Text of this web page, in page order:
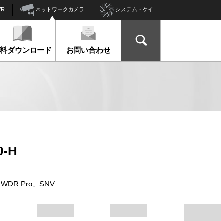
ネットワークカメラ システム・ケイ
ダウンロード お問い合わせ
H
Pro、SNV